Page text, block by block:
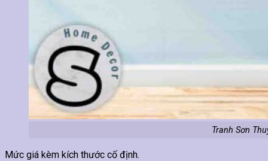
Tranh Sơn
Mức giá kèm kích thước cố định.